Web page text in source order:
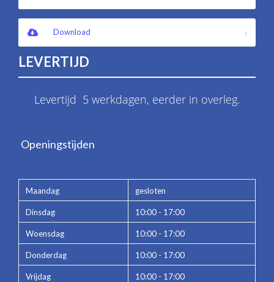
Download
LEVERTIJD
Levertijd 5 werkdagen, eerder in overleg.
Openingstijden
Maandag gesloten
Dinsdag 10:00 - 17:00
Woensdag 10:00 - 17:00
Donderdag 10:00 - 17:00
Vrijdag 10:00 - 17:00